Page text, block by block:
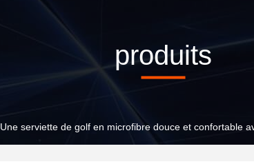
produits
Une serviette de golf en microfibre douce et confortable